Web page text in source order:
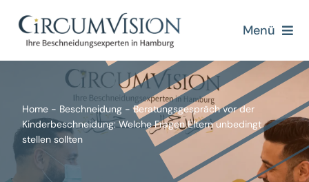
Inhalt
springen
Menü
Home
Über uns
Beschneidung
Home- Beschneidung-Beratungsgespräch vor der
Kinderbeschneidung: Welche Fragen Eltern unbedingt
stellen sollten